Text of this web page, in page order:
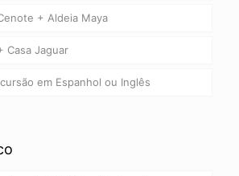
+ Aldeia Maya
Casa Jaguar
em Espanhol ou Inglês